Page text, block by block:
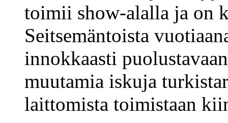
toimii show-alalla ja on
Seitsemäntoista
innokkaasti
muutamia iskuja
laittomista toimistaan